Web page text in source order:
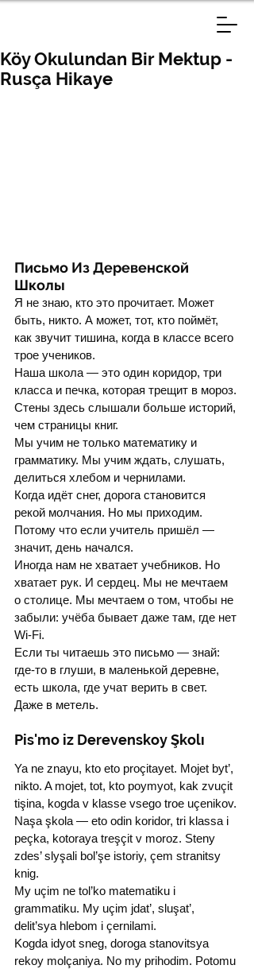
Köy Okulundan Bir Mektup -
Rusça Hikaye
Письмо Из Деревенской
Школы
Я не знаю, кто это прочитает. Может
быть, никто. А может, тот, кто поймёт,
как звучит тишина, когда в классе всего
трое учеников.
Наша школа — это один коридор, три
класса и печка, которая трещит в мороз.
Стены здесь слышали больше историй,
чем страницы книг.
Мы учим не только математику и
грамматику. Мы учим ждать, слушать,
делиться хлебом и чернилами.
Когда идёт снег, дорога становится
рекой молчания. Но мы приходим.
Потому что если учитель пришёл —
значит, день начался.
Иногда нам не хватает учебников. Но
хватает рук. И сердец. Мы не мечтаем
о столице. Мы мечтаем о том, чтобы не
забыли: учёба бывает даже там, где нет
Wi-Fi.
Если ты читаешь это письмо — знай:
где-то в глуши, в маленькой деревне,
есть школа, где учат верить в свет.
Даже в метель.
Pis'mo iz Derevenskoy Şkolı
Ya ne znayu, kto eto proçitayet. Mojet byt’,
nikto. A mojet, tot, kto poymyot, kak zvuçit
tişina, kogda v klasse vsego troe uçenikov.
Naşa şkola — eto odin koridor, tri klassa i
peçka, kotoraya treşçit v moroz. Steny
zdes’ slyşali bol’şe istoriy, çem stranitsy
knig.
My uçim ne tol’ko matematiku i
grammatiku. My uçim jdat’, sluşat’,
delit’sya hlebom i çernilami.
Kogda idyot sneg, doroga stanovitsya
rekoy molçaniya. No my prihodim. Potomu